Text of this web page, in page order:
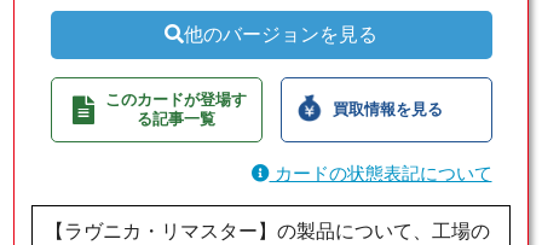
他のバージョンを見る
このカードが登場す
る記事一覧
買取情報を見る
カードの状態表記について
【ラヴニカ・リマスター】の製品について、工場の